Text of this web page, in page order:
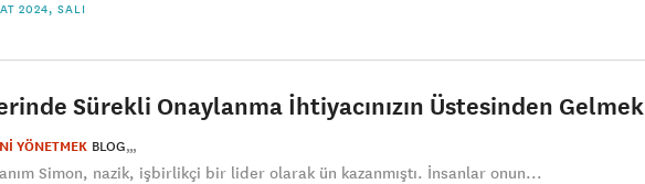
2024, SALI
Sürekli Onaylanma İhtiyacınızın Üstesinden Gelmek
YÖNETMEK BLOG
Simon, nazik, işbirlikçi bir lider olarak ün kazanmıştı. İnsanlar onun...